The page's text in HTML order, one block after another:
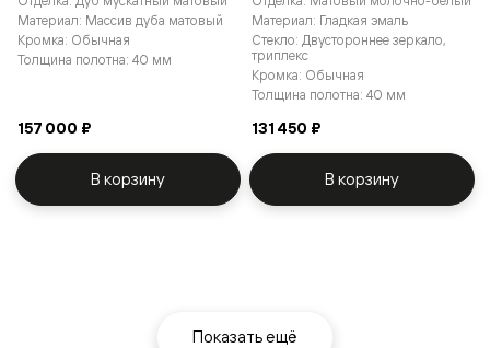
Материал: Массив дуба матовый
Кромка: Обычная
Толщина полотна: 40 мм
157 000 ₽
В корзину
Материал: Гладкая эмаль
Стекло: Двустороннее зеркало,
триплекс
Кромка: Обычная
Толщина полотна: 40 мм
131 450 ₽
В корзину
Показать ещё